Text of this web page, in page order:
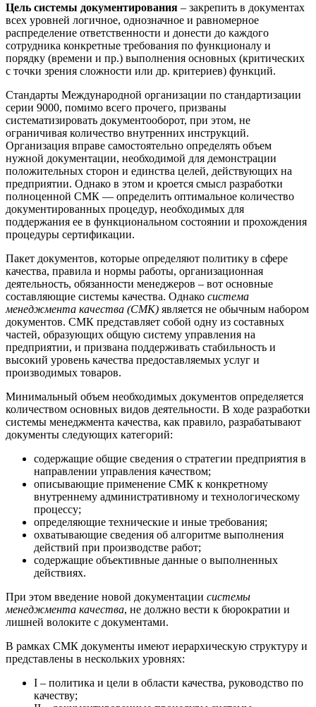
Цель системы документирования – закрепить в документах
всех уровней логичное, однозначное и равномерное
распределение ответственности и донести до каждого
сотрудника конкретные требования по функционалу и
порядку (времени и пр.) выполнения основных (критических
с точки зрения сложности или др. критериев) функций.
Стандарты Международной организации по стандартизации
серии 9000, помимо всего прочего, призваны
систематизировать документооборот, при этом, не
ограничивая количество внутренних инструкций.
Организация вправе самостоятельно определять объем
нужной документации, необходимой для демонстрации
положительных сторон и единства целей, действующих на
предприятии. Однако в этом и кроется смысл разработки
полноценной СМК — определить оптимальное количество
документированных процедур, необходимых для
поддержания ее в функциональном состоянии и прохождения
процедуры сертификации.
Пакет докyмeнтов, которые определяют политику в сфере
качества, правила и нормы работы, организационная
деятельность, обязанности менеджеров – вот основные
составляющие системы качества. Однако система
менеджмента качества (СМК) является не обычным набором
документов. СМК представляет собой одну из составных
частей, образующих общую систему управления на
предприятии, и призвана поддерживать стабильность и
высокий уровень качества предоставляемых услуг и
производимых товаров.
Минимальный объем необходимых документов определяется
количеством основных видов деятельности. В ходе разработки
системы менеджмента качества, как правило, разрабатывают
документы следующих категорий:
содержащие общие сведения о стратегии предприятия в
направлении управления качеством;
описывающие применение СМК к конкретному
внутреннему административному и технологическому
процессу;
определяющие технические и иные требования;
охватывающие сведения об алгоритме выполнения
действий при производстве работ;
содержащие объективные данные о выполненных
действиях.
При этом введение новой документации системы
менеджмента качества, не должно вести к бюрократии и
лишней волоките с документами.
В рамках СМК документы имеют иерархическую структуру и
представлены в нескольких уровнях:
I – политика и цели в области качества, руководство по
качеству;